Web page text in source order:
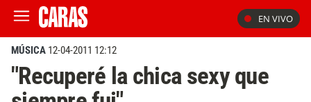
EN VIVO
MÚSICA 12-04-2011 12:12
"Recuperé la chica sexy que